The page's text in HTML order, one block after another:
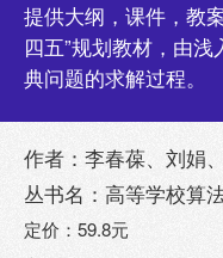
提供大纲，课件，教
四五”规划教材，由
典问题的求解过程。
作者：李春葆、刘娟
丛书名：高等学校算
定价：59.8元